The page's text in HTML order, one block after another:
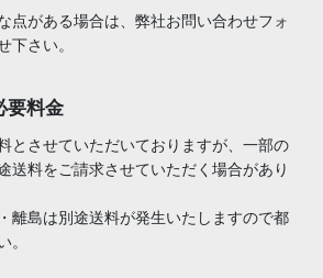
点がある場合は、弊社お問い合わせフォ
下さい。
要料金
とさせていただいておりますが、一部の
送料をご請求させていただく場合があり
離島は別途送料が発生いたしますので都
。